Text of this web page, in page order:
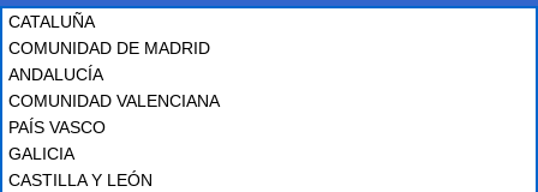
CATALUÑA
COMUNIDAD DE MADRID
ANDALUCÍA
COMUNIDAD VALENCIANA
PAÍS VASCO
GALICIA
CASTILLA Y LEÓN